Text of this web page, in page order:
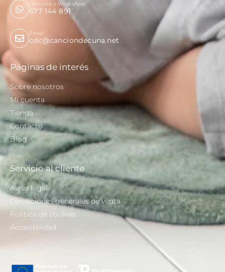
Llamada o WhatsApp
677 144 891
Email
cdc@canciondecuna.net
Páginas de interés
Sobre nosotros
Mi cuenta
Tienda
Contacto
Blog
Servicio al cliente
Aviso legal
Condiciones generales de venta
Política de cookies
Accesibilidad